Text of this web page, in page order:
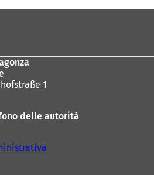
1
delle autorità